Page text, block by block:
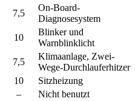
7,5
On-Board-
Diagnosesystem
10
Blinker und
Warnblinklicht
7,5
Klimaanlage, Zwei-
Wege-Durchlauferhitzer
10
Sitzheizung
–
Nicht benutzt